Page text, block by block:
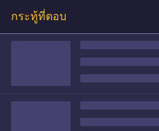
กระทู้ที่ตอบ